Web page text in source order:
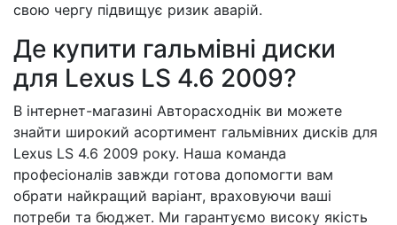
свою чергу підвищує ризик аварій.
Де купити гальмівні диски
для Lexus LS 4.6 2009?
В інтернет-магазині Авторасходнік ви можете
знайти широкий асортимент гальмівних дисків для
Lexus LS 4.6 2009 року. Наша команда
професіоналів завжди готова допомогти вам
обрати найкращий варіант, враховуючи ваші
потреби та бюджет. Ми гарантуємо високу якість